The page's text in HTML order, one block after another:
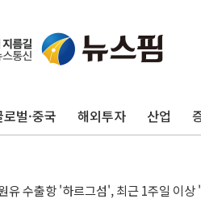
로벌·중국 해외투자 산업
고용 예상 밖 부진에 연준 금리 인상
파 기세 꺾이나…고용 감소에 9월 동결 전
·자폐증 행정명령 검토…"이르면 다
에 엔화 장중 급등…시장은 "또 개입